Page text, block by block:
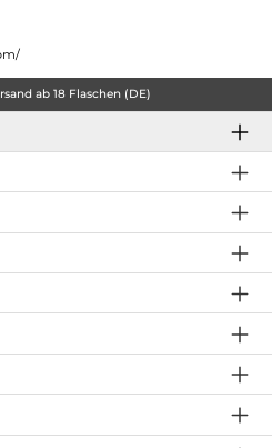
ab 18 Flaschen (DE)